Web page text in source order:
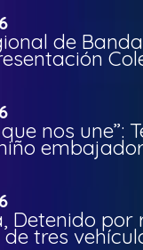
de
nos une”:
Detenido por
tres